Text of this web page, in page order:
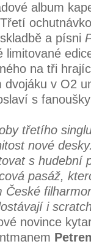
album
a písni
limitované
na tři
v O2
s
třetího
nové
s hudební
pasáž,
České
i
novince